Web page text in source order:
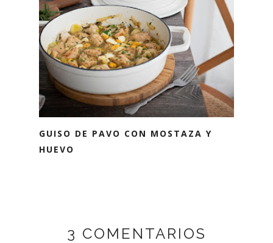
GUISO DE PAVO CON MOSTAZA Y
HUEVO
3 COMENTARIOS